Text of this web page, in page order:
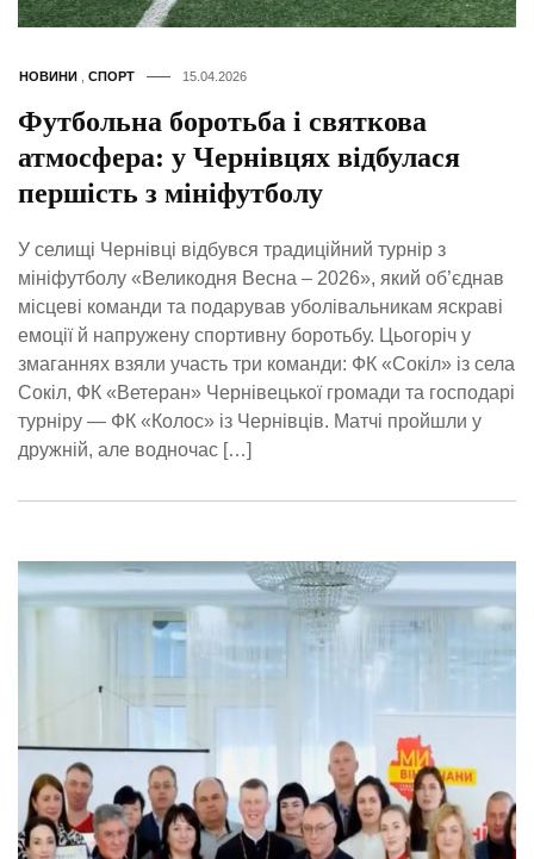
НОВИНИ СПОРТ 15.04.2026
Футбольна боротьба і святкова
атмосфера: у Чернівцях відбулася
першість з мініфутболу
У селищі Чернівці відбувся традиційний турнір з
мініфутболу «Великодня Весна – 2026», який об’єднав
місцеві команди та подарував уболівальникам яскраві
емоції й напружену спортивну боротьбу. Цьогоріч у
змаганнях взяли участь три команди: ФК «Сокіл» із села
Сокіл, ФК «Ветеран» Чернівецької громади та господарі
турніру — ФК «Колос» із Чернівців. Матчі пройшли у
дружній, але водночас […]